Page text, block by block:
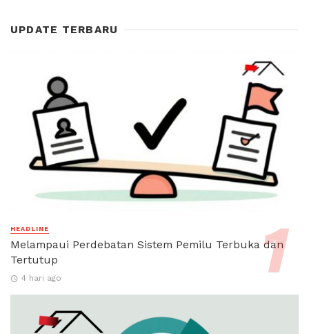
UPDATE TERBARU
HEADLINE
Melampaui Perdebatan Sistem Pemilu Terbuka dan
Tertutup
4 hari ago